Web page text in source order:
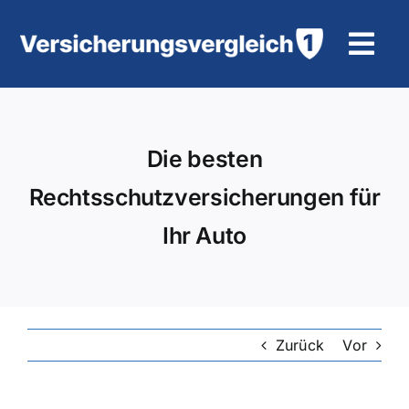
Inhalt
Die besten
Rechtsschutzversicherungen für
Ihr Auto
Zurück Vor